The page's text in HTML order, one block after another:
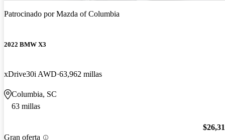
Patrocinado porMazda of Columbia
2022 BMW X3
xDrive30i AWD 63,962 millas
Columbia, SC
63 millas
Gran oferta